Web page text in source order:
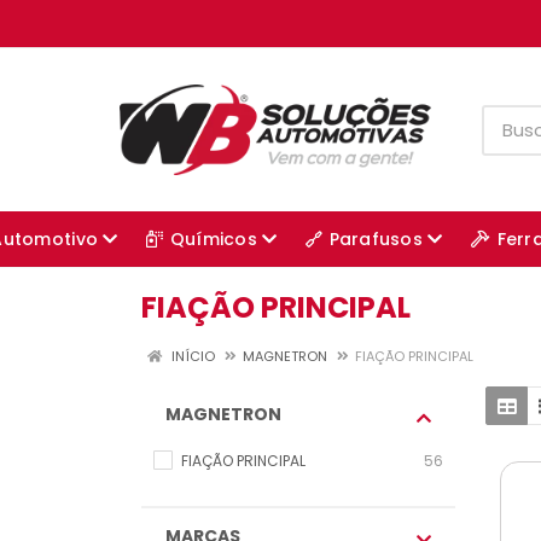
Químicos Parafusos
FIAÇÃO PRINCIPAL
INÍCIO MAGNETRON FIAÇÃO PRINCIPAL
MAGNETRON
FIAÇÃO PRINCIPAL 56
MARCAS